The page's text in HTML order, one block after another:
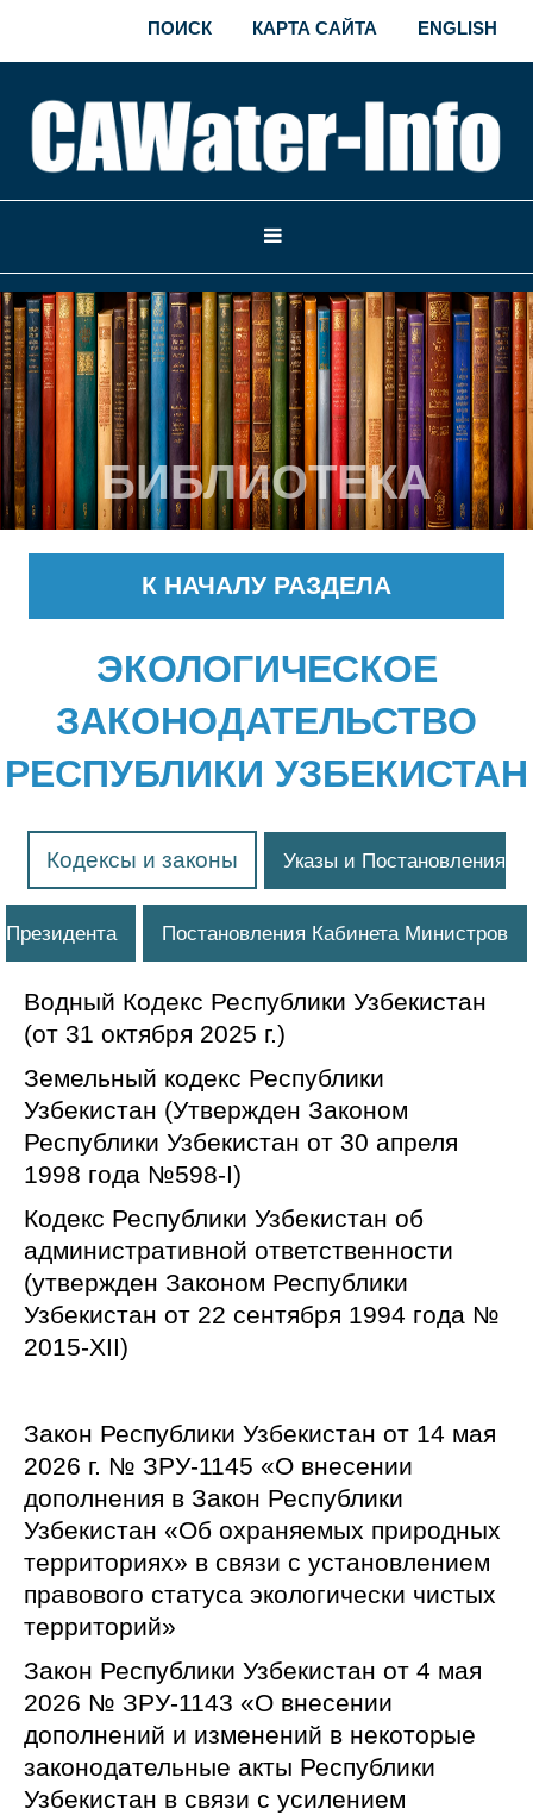
ПОИСК КАРТА САЙТА ENGLISH
БИБЛИОТЕКА
К НАЧАЛУ РАЗДЕЛА
ЭКОЛОГИЧЕСКОЕ
ЗАКОНОДАТЕЛЬСТВО
РЕСПУБЛИКИ УЗБЕКИСТАН
Кодексы и законы Указы и Постановления
Президента Постановления Кабинета Министров
Водный Кодекс Республики Узбекистан
(от 31 октября 2025 г.)
Земельный кодекс Республики
Узбекистан (Утвержден Законом
Республики Узбекистан от 30 апреля
1998 года №598-I)
Кодекс Республики Узбекистан об
административной ответственности
(утвержден Законом Республики
Узбекистан от 22 сентября 1994 года №
2015-XII)
Закон Республики Узбекистан от 14 мая
2026 г. № ЗРУ-1145 «О внесении
дополнения в Закон Республики
Узбекистан «Об охраняемых природных
территориях» в связи с установлением
правового статуса экологически чистых
территорий»
Закон Республики Узбекистан от 4 мая
2026 № ЗРУ-1143 «О внесении
дополнений и изменений в некоторые
законодательные акты Республики
Узбекистан в связи с усилением